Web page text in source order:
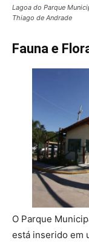
Lagoa do Parque
Thiago de Andrade
Fauna e
O Parque
está inserido em